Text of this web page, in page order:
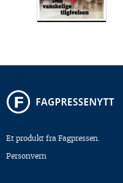
Et produkt fra Fagpressen.
Personvern